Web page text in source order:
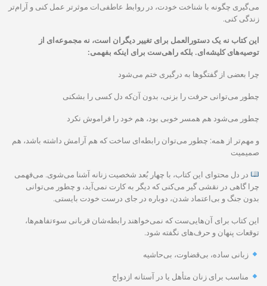
می‌گیری چگونه با شناخت خودت، در روابط عاطفی‌ات موثرتر عمل کنی و آرام‌تر
زندگی کنی.
این کتاب نه یک دستورالعمل برای تغییر دیگران است، نه مجموعه‌ای از
توصیه‌های کلیشه‌ای. بلکه راهی‌ست برای اینکه بفهمی:
چرا بعضی از گفتگوها به درگیری ختم می‌شود
چطور می‌توانی حرفت را بزنی، بدون آن‌که دل کسی را بشکنی
چطور می‌شود هم همسر خوبی بود، هم خود را فراموش نکرد
و مهم‌تر از همه: چطور می‌توان رابطه‌ای ساخت که هم آرامش داشته باشد، هم
صمیمیت
در دل محتوای این کتاب، با چهار بُعد شخصیت زنانه آشنا می‌شوی. می‌فهمی
چرا گاهی در نقشی گیر می‌کنی که دیگر به کارت نمی‌آید، و چطور می‌توانی
بدون جنگ و بی‌اعتماد شدن، دوباره در جای درست خودت بایستی.
این کتاب برای آن‌هایی‌ست که نمی‌خواهند رابطه‌شان قربانی سوء‌تفاهم‌ها،
توقعات پنهان و حرف‌های نگفته شود.
زبانی ساده، بی‌قضاوت، بی‌حاشیه
مناسب برای زنان متأهل یا در آستانه ازدواج